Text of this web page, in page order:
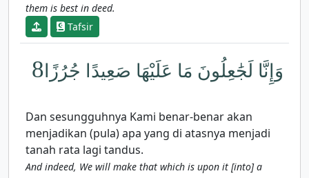
them is best in deed.
Tafsir
وَإِنَّا لَجَٰعِلُونَ مَا عَلَيْهَا صَعِيدًا جُرُزًا 8
Dan sesungguhnya Kami benar-benar akan
menjadikan (pula) apa yang di atasnya menjadi
tanah rata lagi tandus.
And indeed, We will make that which is upon it [into] a